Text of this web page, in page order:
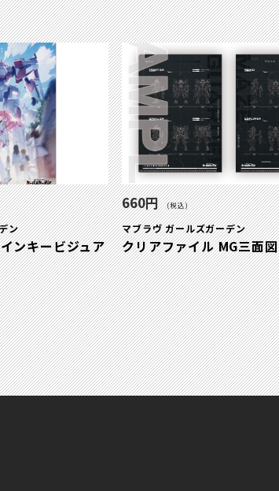
ン
ンキービジュア
660円 (税込)
マブラヴ ガールズガーデン
クリアファイル MG三面図